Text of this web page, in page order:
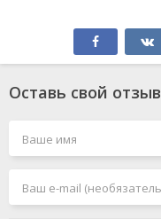
Оставь свой отзыв